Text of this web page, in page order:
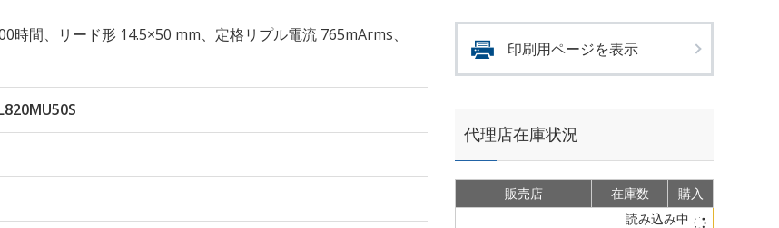
間、リード形 14.5×50 mm、定格リプル電流 765mArms、
印刷用ページを表示
代理店在庫状況
販売店 在庫数
購入
読み込み中